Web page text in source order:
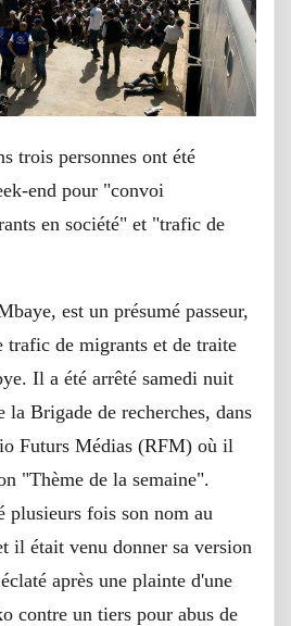
trois personnes ont été
end pour "convoi
en société" et "trafic de
est un présumé passeur,
trafic de migrants et de traite
Il a été arrêté samedi nuit
la Brigade de recherches, dans
Futurs Médias (RFM) où il
"Thème de la semaine".
plusieurs fois son nom au
il était venu donner sa version
après une plainte d'une
contre un tiers pour abus de